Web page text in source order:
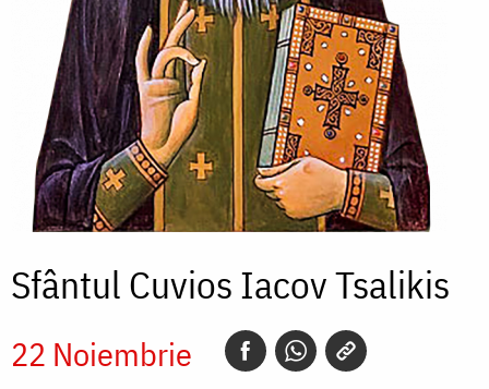
Sfântul Cuvios Iacov Tsalikis
22 Noiembrie